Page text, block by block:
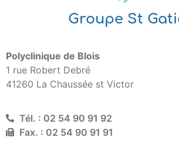
Groupe St
Polyclinique de Blois
1 rue Robert Debré
41260 La Chaussée st Victor
Tél. : 02 54 90 91 92
Fax. : 02 54 90 91 91